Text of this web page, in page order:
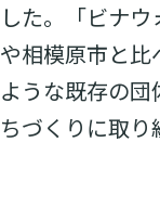
した。「ビナ
や相模原市と
ような既存の
ちづくりに取り